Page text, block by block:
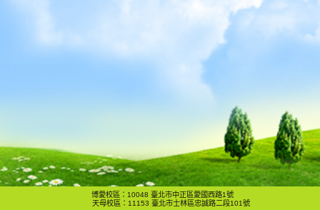
博愛校區：10048 臺北市中正區愛國西路1號
天母校區：11153 臺北市士林區忠誠路二段101號